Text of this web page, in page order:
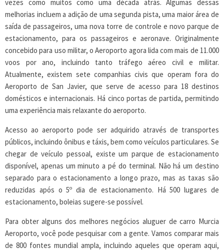
vezes como muitos como uma década atrás. Algumas dessas
melhorias incluem a adição de uma segunda pista, uma maior área de
saída de passageiros, uma nova torre de controle e novo parque de
estacionamento, para os passageiros e aeronave. Originalmente
concebido para uso militar, o Aeroporto agora lida com mais de 11.000
voos por ano, incluindo tanto tráfego aéreo civil e militar.
Atualmente, existem sete companhias civis que operam fora do
Aeroporto de San Javier, que serve de acesso para 18 destinos
domésticos e internacionais. Há cinco portas de partida, permitindo
uma experiência mais relaxante do aeroporto.
Acesso ao aeroporto pode ser adquirido através de transportes
públicos, incluindo ônibus e táxis, bem como veículos particulares. Se
chegar de veículo pessoal, existe um parque de estacionamento
disponível, apenas um minuto a pé do terminal. Não há um destino
separado para o estacionamento a longo prazo, mas as taxas são
reduzidas após o 5º dia de estacionamento. Há 500 lugares de
estacionamento, boleias sugere-se possível.
Para obter alguns dos melhores negócios aluguer de carro Murcia
Aeroporto, você pode pesquisar com a gente. Vamos comparar mais
de 800 fontes mundial ampla, incluindo aqueles que operam aqui,